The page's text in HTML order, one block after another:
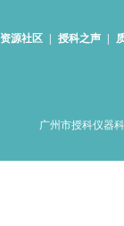
资源社区 授科之声
广州市授科仪器